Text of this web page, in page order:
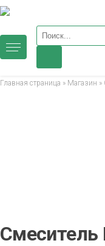
Поиск товаров
Главная страница » Магазин »
Смеситель